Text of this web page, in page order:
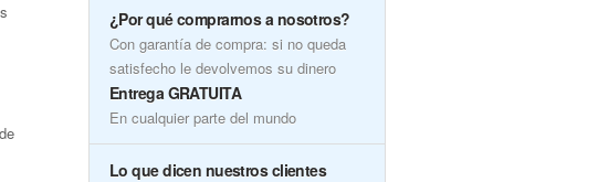
¿Por qué comprarnos a nosotros?
Con garantía de compra: si no queda
satisfecho le devolvemos su dinero
Entrega GRATUITA
En cualquier parte del mundo
Lo que dicen nuestros clientes